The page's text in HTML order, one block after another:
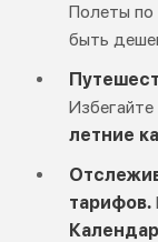
Полеты по
быть
Избегайте
летние
тарифов.